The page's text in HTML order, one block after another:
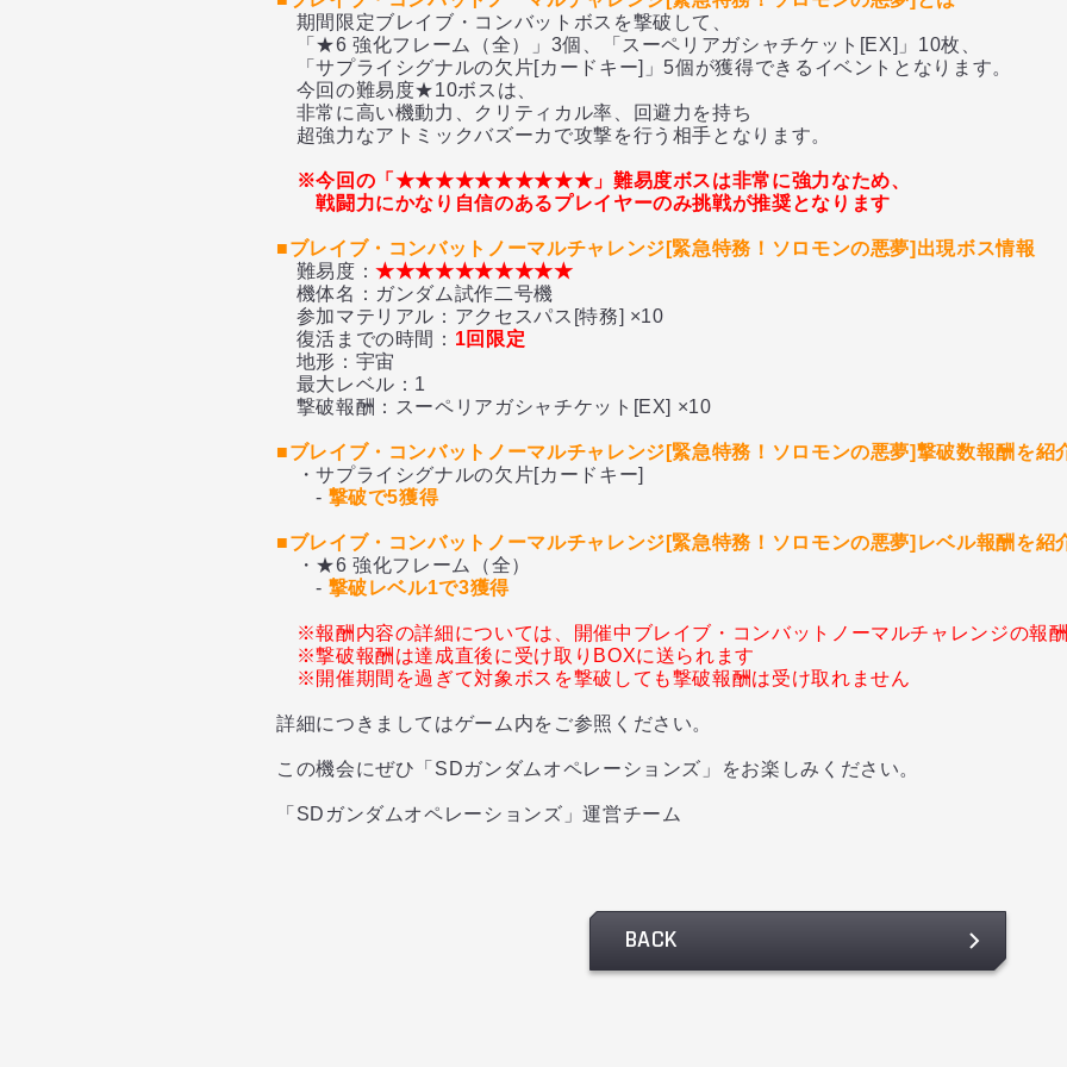
期間限定ブレイブ・コンバットボスを撃破して、
「★6 強化フレーム（全）」3個、「スーペリアガシャチケット[EX]」10枚、
「サプライシグナルの欠片[カードキー]」5個が獲得できるイベントとなります。
今回の難易度★10ボスは、
非常に高い機動力、クリティカル率、回避力を持ち
超強力なアトミックバズーカで攻撃を行う相手となります。
※今回の「★★★★★★★★★★」難易度ボスは非常に強力なため、
戦闘力にかなり自信のあるプレイヤーのみ挑戦が推奨となります
■ブレイブ・コンバットノーマルチャレンジ[緊急特務！ソロモンの悪夢]出現ボス情報
難易度：★★★★★★★★★★
機体名：ガンダム試作二号機
参加マテリアル：アクセスパス[特務] ×10
復活までの時間： 1回限定
地形：宇宙
最大レベル：1
撃破報酬：スーペリアガシャチケット[EX] ×10
■ブレイブ・コンバットノーマルチャレンジ[緊急特務！ソロモンの悪夢]撃破数報酬を紹
・サプライシグナルの欠片[カードキー]
- 撃破で5獲得
■ブレイブ・コンバットノーマルチャレンジ[緊急特務！ソロモンの悪夢]レベル報酬を紹
・★6 強化フレーム（全）
- 撃破レベル1で3獲得
※報酬内容の詳細については、開催中ブレイブ・コンバットノーマルチャレンジの報
※撃破報酬は達成直後に受け取りBOXに送られます
※開催期間を過ぎて対象ボスを撃破しても撃破報酬は受け取れません
詳細につきましてはゲーム内をご参照ください。
この機会にぜひ「SDガンダムオペレーションズ」をお楽しみください。
「SDガンダムオペレーションズ」運営チーム
BACK